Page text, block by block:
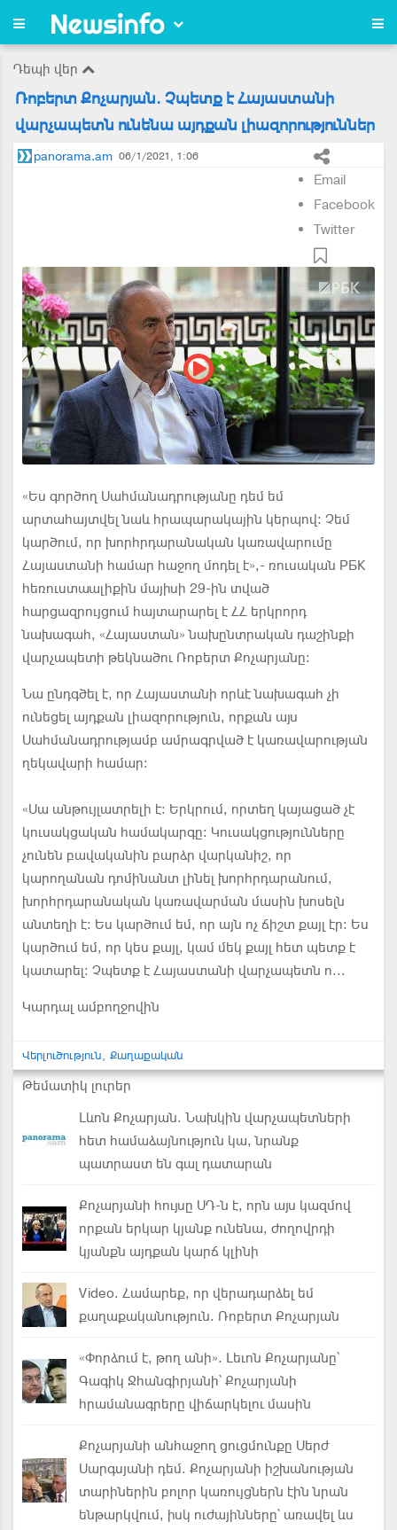
Դեպի վեր
Ռոբերտ Քոչարյան. Չպետք է Հայաստանի
վարչապետն ունենա այդքան լիազորություններ
panorama.am 06/1/2021, 1:06
Email
Facebook
Twitter
«Ես գործող Սահմանադրությանը դեմ եմ
արտահայտվել նաև հրապարակային կերպով։ Չեմ
կարծում, որ խորհրդարանական կառավարումը
Հայաստանի համար հաջող մոդել է»,- ռուսական РБК
հեռուստաալիքին մայիսի 29-ին տված
հարցազրույցում հայտարարել է ՀՀ երկրորդ
նախագահ, «Հայաստան» նախընտրական դաշինքի
վարչապետի թեկնածու Ռոբերտ Քոչարյանը։
Նա ընդգծել է, որ Հայաստանի որևէ նախագահ չի
ունեցել այդքան լիազորություն, որքան այս
Սահմանադրությամբ ամրագրված է կառավարության
ղեկավարի համար։
«Սա անթույլատրելի է։ Երկրում, որտեղ կայացած չէ
կուսակցական համակարգը։ Կուսակցությունները
չունեն բավականին բարձր վարկանիշ, որ
կարողանան դոմինանտ լինել խորհրդարանում,
խորհրդարանական կառավարման մասին խոսելն
անտեղի է։ Ես կարծում եմ, որ այն ոչ ճիշտ քայլ էր։ Ես
կարծում եմ, որ կես քայլ, կամ մեկ քայլ հետ պետք է
կատարել։ Չպետք է Հայաստանի վարչապետն ո...
Կարդալ ամբողջովին
Վերլուծություն Քաղաքական
Թեմատիկ լուրեր
Լևոն Քոչարյան. Նախկին վարչապետների
հետ համաձայնություն կա, նրանք
պատրաստ են գալ դատարան
Քոչարյանի հույսը ՍԴ-ն է, որն այս կազմով
որքան երկար կյանք ունենա, ժողովրդի
կյանքն այդքան կարճ կլինի
Video. Համարեք, որ վերադարձել եմ
քաղաքականություն. Ռոբերտ Քոչարյան
«Փորձում է, թող անի». Լեւոն Քոչարյանը՝
Գագիկ Ջհանգիրյանի՝ Քոչարյանի
հրամանագրերը վիճարկելու մասին
Քոչարյանի անհաջող ցուցմունքը Սերժ
Սարգսյանի դեմ. Քոչարյանի իշխանության
տարիներին բոլոր կառույցներն էին նրան
ենթարկվում, իսկ ուժայինները՝ առավել ևս